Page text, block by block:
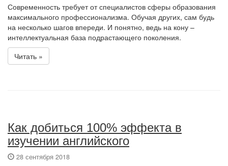
Современность требует от специалистов сферы образования
максимального профессионализма. Обучая других, сам будь
на несколько шагов впереди. И понятно, ведь на кону –
интеллектуальная база подрастающего поколения.
Читать »
Как добиться 100% эффекта в
изучении английского
28 сентября 2018